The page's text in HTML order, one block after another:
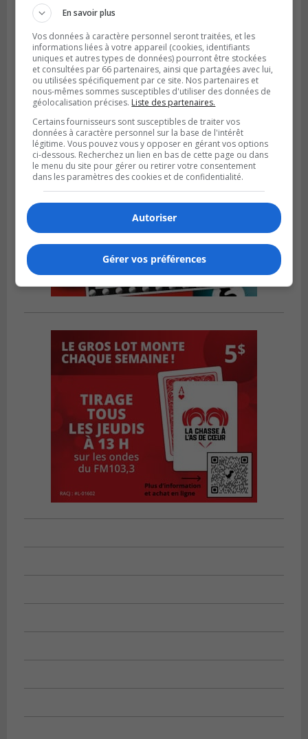
Publié le 6 août 2026 à 05h39
La grenade du camping du lac Cristal était
inoffensive
En savoir plus
Vos données à caractère personnel seront traitées, et les
informations liées à votre appareil (cookies, identifiants
uniques et autres types de données) pourront être stockées
et consultées par 66 partenaires, ainsi que partagées avec lui,
ou utilisées spécifiquement par ce site. Nos partenaires et
nous-mêmes sommes susceptibles d'utiliser des données de
géolocalisation précises. Liste des partenaires.
Certains fournisseurs sont susceptibles de traiter vos
données à caractère personnel sur la base de l'intérêt
légitime. Vous pouvez vous y opposer en gérant vos options
ci-dessous. Recherchez un lien en bas de cette page ou dans
le menu du site pour gérer ou retirer votre consentement
dans les paramètres des cookies et de confidentialité.
Autoriser
Gérer vos préférences